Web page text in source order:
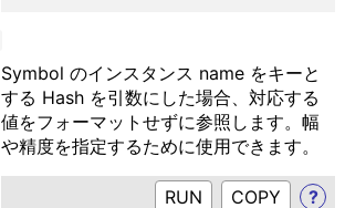
Symbol のインスタンス name をキーと
する Hash を引数にした場合、対応する
値をフォーマットせずに参照します。幅
や精度を指定するために使用できます。
RUN ?